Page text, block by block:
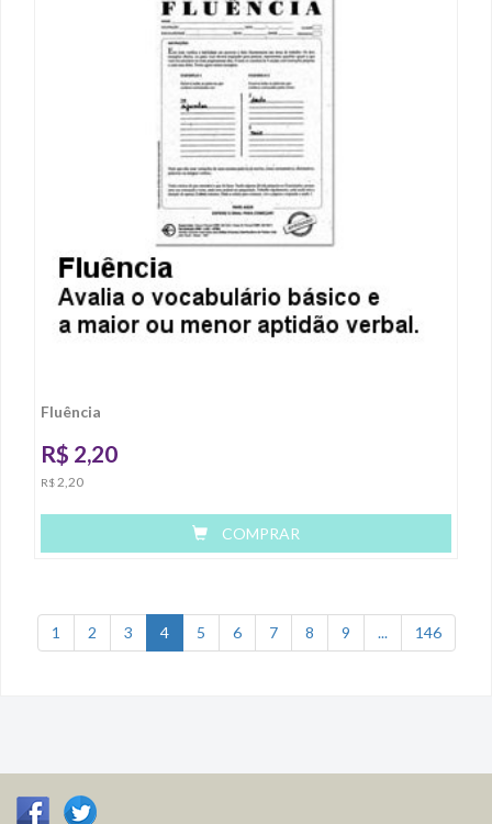
Fluência
R$ 2,20
R$2,20
COMPRAR
1 2 3 4 5 6 7 8 9 ... 146